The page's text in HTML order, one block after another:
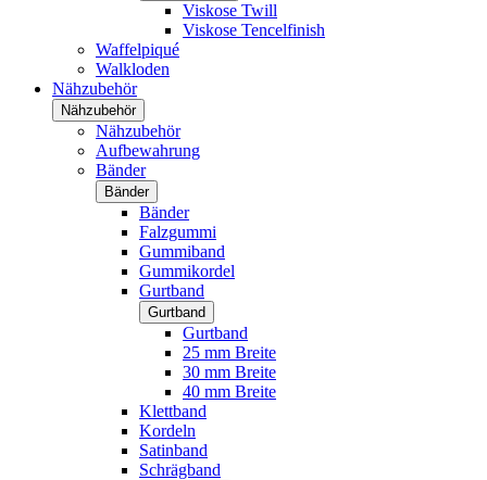
Viskose Twill
Viskose Tencelfinish
Waffelpiqué
Walkloden
Nähzubehör
Nähzubehör
Nähzubehör
Aufbewahrung
Bänder
Bänder
Bänder
Falzgummi
Gummiband
Gummikordel
Gurtband
Gurtband
Gurtband
25 mm Breite
30 mm Breite
40 mm Breite
Klettband
Kordeln
Satinband
Schrägband